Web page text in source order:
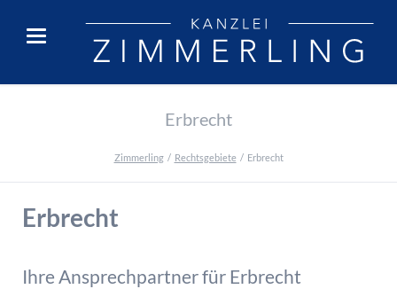
Erbrecht
Zimmerling Rechtsgebiete Erbrecht
Erbrecht
Ihre Ansprechpartner für Erbrecht